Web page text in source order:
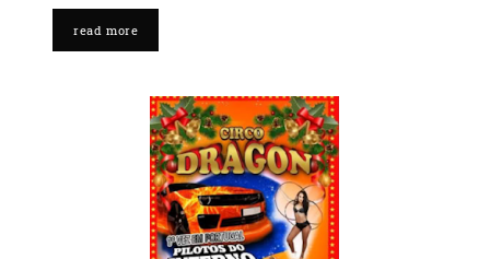
read more